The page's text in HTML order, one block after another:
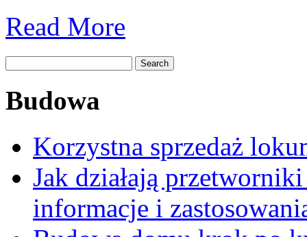
Read More
Budowa
Korzystna sprzedaż
Jak działają
informacje i